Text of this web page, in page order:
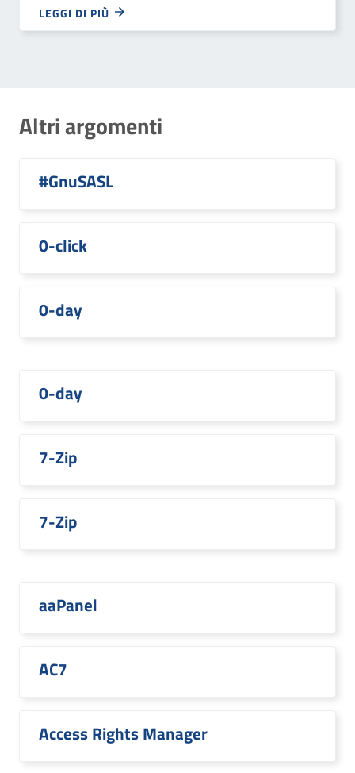
LEGGI DI PIÙ
Altri argomenti
#GnuSASL
0-click
0-day
0-day
7-Zip
7-Zip
aaPanel
AC7
Access Rights Manager